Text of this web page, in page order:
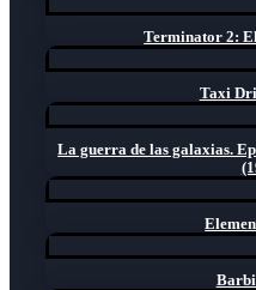
Terminator 2:
Taxi
La guerra de las galaxias.